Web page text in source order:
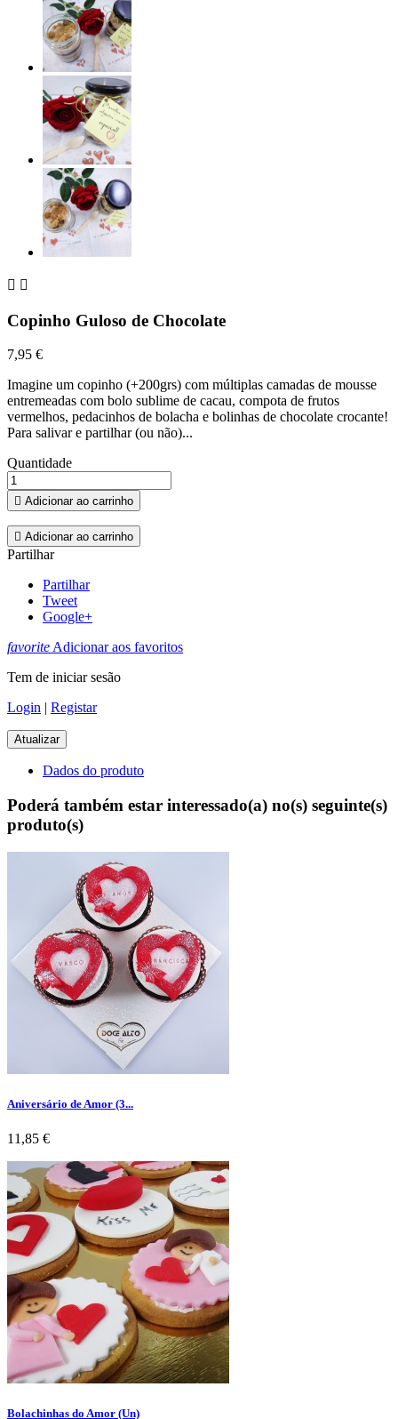
 
Copinho Guloso de Chocolate
7,95 €
Imagine um copinho (+200grs) com múltiplas camadas de mousse
entremeadas com bolo sublime de cacau, compota de frutos
vermelhos, pedacinhos de bolacha e bolinhas de chocolate crocante!
Para salivar e partilhar (ou não)...
Quantidade
 Adicionar ao carrinho
 Adicionar ao carrinho
Partilhar
Partilhar
Tweet
Google+
favoriteAdicionar aos favoritos
Tem de iniciar sesão
Login | Registar
Dados do produto
Poderá também estar interessado(a) no(s) seguinte(s)
produto(s)
Aniversário de Amor (3...
Preço
11,85 €
Bolachinhas do Amor (Un)